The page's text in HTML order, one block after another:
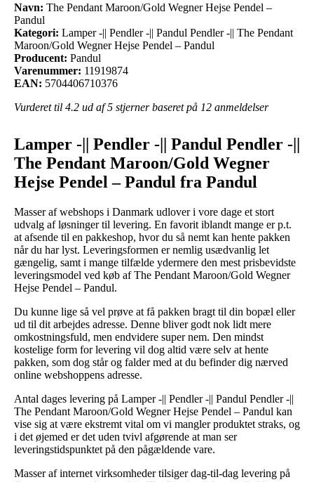
Navn: The Pendant Maroon/Gold Wegner Hejse Pendel –
Pandul
Kategori: Lamper -|| Pendler -|| Pandul Pendler -|| The Pendant
Maroon/Gold Wegner Hejse Pendel – Pandul
Producent: Pandul
Varenummer: 11919874
EAN: 5704406710376
Vurderet til 4.2 ud af 5 stjerner baseret på 12 anmeldelser
Lamper -|| Pendler -|| Pandul Pendler -||
The Pendant Maroon/Gold Wegner
Hejse Pendel – Pandul fra Pandul
Masser af webshops i Danmark udlover i vore dage et stort
udvalg af løsninger til levering. En favorit iblandt mange er p.t.
at afsende til en pakkeshop, hvor du så nemt kan hente pakken
når du har lyst. Leveringsformen er nemlig usædvanlig let
gængelig, samt i mange tilfælde ydermere den mest prisbevidste
leveringsmodel ved køb af The Pendant Maroon/Gold Wegner
Hejse Pendel – Pandul.
Du kunne lige så vel prøve at få pakken bragt til din bopæl eller
ud til dit arbejdes adresse. Denne bliver godt nok lidt mere
omkostningsfuld, men endvidere super nem. Den mindst
kostelige form for levering vil dog altid være selv at hente
pakken, som dog står og falder med at du befinder dig nærved
online webshoppens adresse.
Antal dages levering på Lamper -|| Pendler -|| Pandul Pendler -||
The Pendant Maroon/Gold Wegner Hejse Pendel – Pandul kan
vise sig at være ekstremt vital om vi mangler produktet straks, og
i det øjemed er det uden tvivl afgørende at man ser
leveringstidspunktet på den pågældende vare.
Masser af internet virksomheder tilsiger dag-til-dag levering på